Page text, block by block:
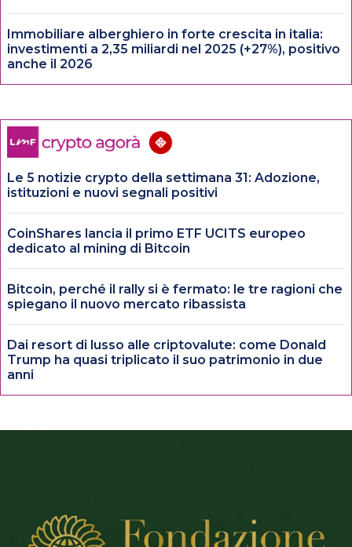
Immobiliare alberghiero in forte crescita in italia:
investimenti a 2,35 miliardi nel 2025 (+27%), positivo
anche il 2026
Le 5 notizie crypto della settimana 31: Adozione,
istituzioni e nuovi segnali positivi
CoinShares lancia il primo ETF UCITS europeo
dedicato al mining di Bitcoin
Bitcoin, perché il rally si è fermato: le tre ragioni che
spiegano il nuovo mercato ribassista
Dai resort di lusso alle criptovalute: come Donald
Trump ha quasi triplicato il suo patrimonio in due
anni